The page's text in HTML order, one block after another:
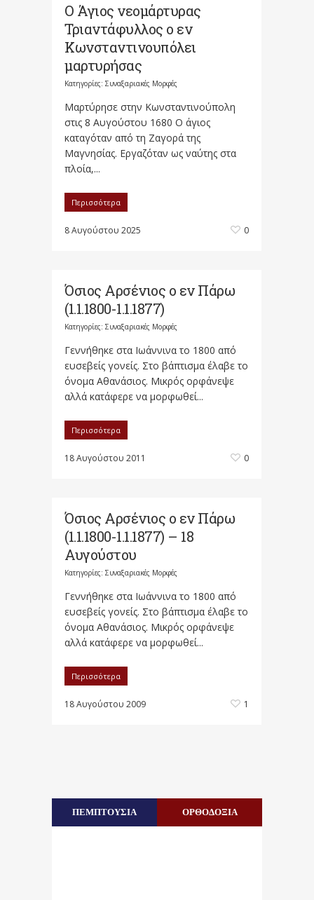
Ο Άγιος νεομάρτυρας
Τριαντάφυλλος ο εν
Κωνσταντινουπόλει
μαρτυρήσας
Κατηγορίες: Συναξαριακές Μορφές
Μαρτύρησε στην Κωνσταντινούπολη
στις 8 Αυγούστου 1680 Ο άγιος
καταγόταν από τη Ζαγορά της
Μαγνησίας. Εργαζόταν ως ναύτης στα
πλοία,...
Περισσότερα
8 Αυγούστου 2025 0
Όσιος Αρσένιος ο εν Πάρω
(1.1.1800-1.1.1877)
Κατηγορίες: Συναξαριακές Μορφές
Γεννήθηκε στα Ιωάννινα το 1800 από
ευσεβείς γονείς. Στο βάπτισμα έλαβε το
όνομα Αθανάσιος. Μικρός ορφάνεψε
αλλά κατάφερε να μορφωθεί...
Περισσότερα
18 Αυγούστου 2011 0
Όσιος Αρσένιος ο εν Πάρω
(1.1.1800-1.1.1877) – 18
Αυγούστου
Κατηγορίες: Συναξαριακές Μορφές
Γεννήθηκε στα Ιωάννινα το 1800 από
ευσεβείς γονείς. Στο βάπτισμα έλαβε το
όνομα Αθανάσιος. Μικρός ορφάνεψε
αλλά κατάφερε να μορφωθεί...
Περισσότερα
18 Αυγούστου 2009 1
ΠΕΜΠΤΟΥΣΙΑ ΟΡΘΟΔΟΞΙΑ